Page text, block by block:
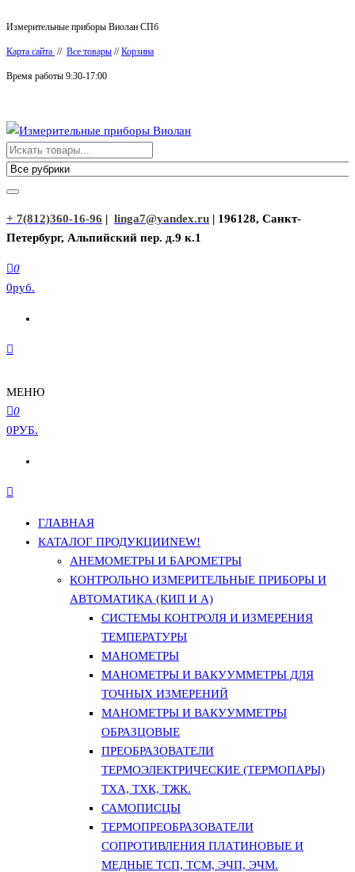
к
содержимому
Измерительные приборы Виолан СПб
Карта сайта // Все товары //Корзина
Время работы 9:30-17:00
Измерительные приборы Виолан
+ 7(812)360-16-96 | linga7@yandex.ru | 196128, Санкт-
Петербург, Альпийский пер. д.9 к.1
0
0руб.
МЕНЮ
0
0РУБ.
ГЛАВНАЯ
КАТАЛОГ ПРОДУКЦИИNEW!
АНЕМОМЕТРЫ И БАРОМЕТРЫ
КОНТРОЛЬНО ИЗМЕРИТЕЛЬНЫЕ ПРИБОРЫ И
АВТОМАТИКА (КИП И А)
СИСТЕМЫ КОНТРОЛЯ И ИЗМЕРЕНИЯ
ТЕМПЕРАТУРЫ
МАНОМЕТРЫ
МАНОМЕТРЫ И ВАКУУММЕТРЫ ДЛЯ
ТОЧНЫХ ИЗМЕРЕНИЙ
МАНОМЕТРЫ И ВАКУУММЕТРЫ
ОБРАЗЦОВЫЕ
ПРЕОБРАЗОВАТЕЛИ
ТЕРМОЭЛЕКТРИЧЕСКИЕ (ТЕРМОПАРЫ)
ТХА, ТХК, ТЖК.
САМОПИСЦЫ
ТЕРМОПРЕОБРАЗОВАТЕЛИ
СОПРОТИВЛЕНИЯ ПЛАТИНОВЫЕ И
МЕДНЫЕ ТСП, ТСМ, ЭЧП, ЭЧМ.